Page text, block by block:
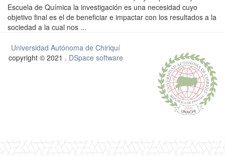
Escuela de Química la investigación es una necesidad cuyo
objetivo final es el de beneficiar e impactar con los resultados a la
sociedad a la cual nos ...
Universidad Autónoma de Chiriquí
copyright © 2021 . DSpace software